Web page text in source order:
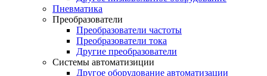
Пневматика
Преобразователи
Преобразователи частоты
Преобразователи тока
Другие преобразователи
Системы автоматизиции
Другое оборудование автоматизации